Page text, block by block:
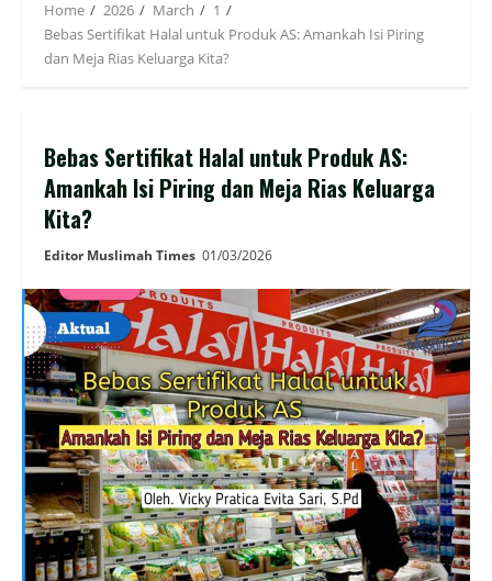
Home 2026 March
1
Bebas Sertifikat Halal untuk Produk AS: Amankah Isi Piring
dan Meja Rias Keluarga Kita?
Bebas Sertifikat Halal untuk Produk AS:
Amankah Isi Piring dan Meja Rias Keluarga
Kita?
Editor Muslimah Times 01/03/2026